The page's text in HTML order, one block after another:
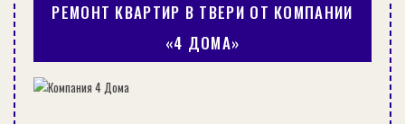
Такие работы могут предусматривать
изменение технических показателей, габаритов,
замену и усиление основных (несущих)
конструкций, крыши, возведение надстроек,
РЕМОНТ КВАРТИР В ТВЕРИ ОТ КОМПАНИИ
«4 ДОМА»